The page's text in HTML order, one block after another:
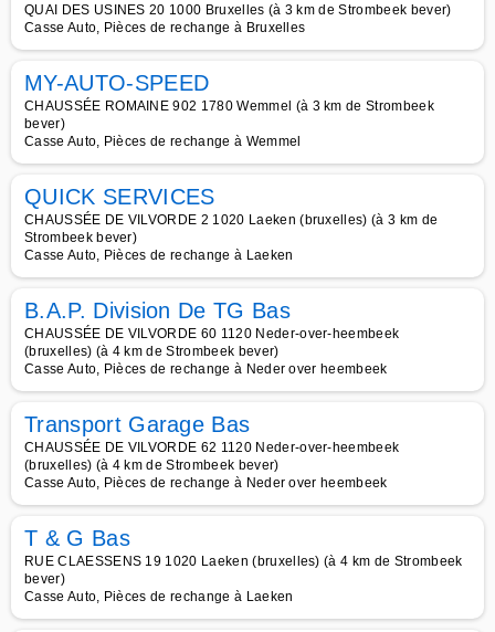
QUAI DES USINES 20 1000 Bruxelles (à 3 km de Strombeek bever)
Casse Auto, Pièces de rechange à Bruxelles
MY-AUTO-SPEED
CHAUSSÉE ROMAINE 902 1780 Wemmel (à 3 km de Strombeek
bever)
Casse Auto, Pièces de rechange à Wemmel
QUICK SERVICES
CHAUSSÉE DE VILVORDE 2 1020 Laeken (bruxelles) (à 3 km de
Strombeek bever)
Casse Auto, Pièces de rechange à Laeken
B.A.P. Division De TG Bas
CHAUSSÉE DE VILVORDE 60 1120 Neder-over-heembeek
(bruxelles) (à 4 km de Strombeek bever)
Casse Auto, Pièces de rechange à Neder over heembeek
Transport Garage Bas
CHAUSSÉE DE VILVORDE 62 1120 Neder-over-heembeek
(bruxelles) (à 4 km de Strombeek bever)
Casse Auto, Pièces de rechange à Neder over heembeek
T & G Bas
RUE CLAESSENS 19 1020 Laeken (bruxelles) (à 4 km de Strombeek
bever)
Casse Auto, Pièces de rechange à Laeken